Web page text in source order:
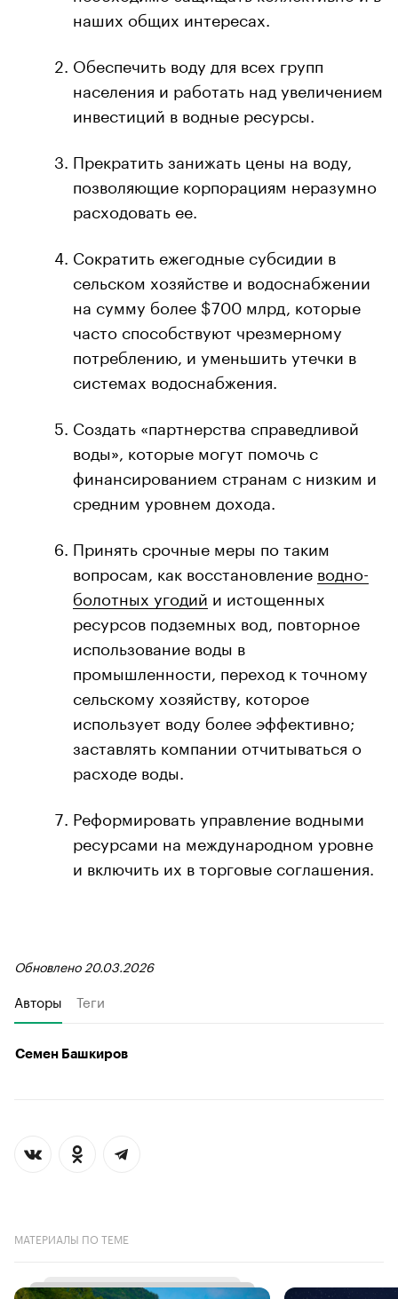
наших общих интересах.
Обеспечить воду для всех групп
населения и работать над увеличением
инвестиций в водные ресурсы.
Прекратить занижать цены на воду,
позволяющие корпорациям неразумно
расходовать ее.
Сократить ежегодные субсидии в
сельском хозяйстве и водоснабжении
на сумму более $700 млрд, которые
часто способствуют чрезмерному
потреблению, и уменьшить утечки в
системах водоснабжения.
Создать «партнерства справедливой
воды», которые могут помочь с
финансированием странам с низким и
средним уровнем дохода.
Принять срочные меры по таким
вопросам, как восстановление водно-
болотных угодий и истощенных
ресурсов подземных вод, повторное
использование воды в
промышленности, переход к точному
сельскому хозяйству, которое
использует воду более эффективно;
заставлять компании отчитываться о
расходе воды.
Реформировать управление водными
ресурсами на международном уровне
и включить их в торговые соглашения.
Обновлено 20.03.2026
Авторы Теги
Семен Башкиров
МАТЕРИАЛЫ ПО ТЕМЕ